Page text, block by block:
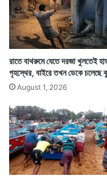
যশ-এর হাত ধরে প্রবল
জানিয়েছেন কৃষকরা।
মাধ্যমে এনে দিতে
যাওয়ায় খুশি তাঁরা।
রাতে বাথরুমে যেতে দরজা খুলতেই
গৃহস্থের, বাইরে তখন ডেকে চলেছে
August 1, 2026